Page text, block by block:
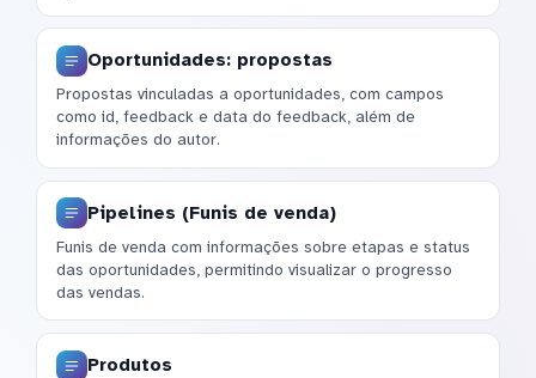
Oportunidades: propostas
Propostas vinculadas a oportunidades, com campos
como id, feedback e data do feedback, além de
informações do autor.
Pipelines (Funis de venda)
Funis de venda com informações sobre etapas e status
das oportunidades, permitindo visualizar o progresso
das vendas.
Produtos